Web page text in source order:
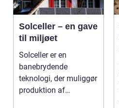
Solceller – en gave
til miljøet
Solceller er en
banebrydende
teknologi, der muliggør
produktion af